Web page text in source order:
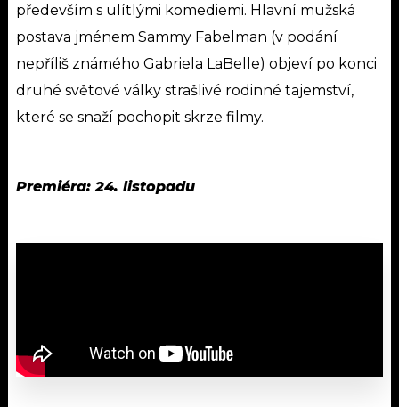
především s ulítlými komediemi. Hlavní mužská
postava jménem Sammy Fabelman (v podání
nepříliš známého Gabriela LaBelle) objeví po konci
druhé světové války strašlivé rodinné tajemství,
které se snaží pochopit skrze filmy.
Premiéra: 24. listopadu